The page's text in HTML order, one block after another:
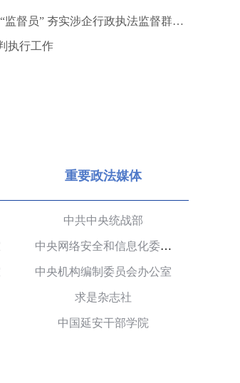
执法现场多了一双“眼睛”！河北邢台平乡探索“联系点”+“监督员” 夯实涉企行政执法监督群众基础
执行工作
重要政法媒体
中共中央统战部
中央网络安全和信息化委员会办公室
中央机构编制委员会办公室
求是杂志社
中国延安干部学院